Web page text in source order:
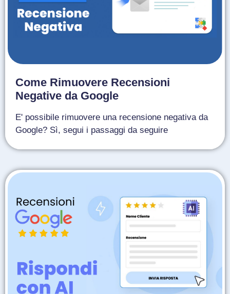
Come Rimuovere Recensioni
Negative da Google
E' possibile rimuovere una recensione negativa da
Google? Sì, segui i passaggi da seguire